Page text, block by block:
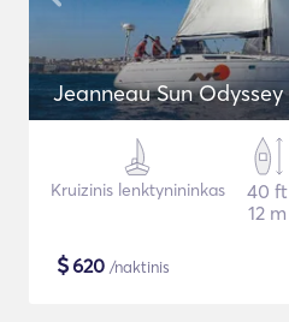
Jeanneau Sun Odyssey
Kruizinis lenktynininkas
40 ft
12 m
$620 /naktinis